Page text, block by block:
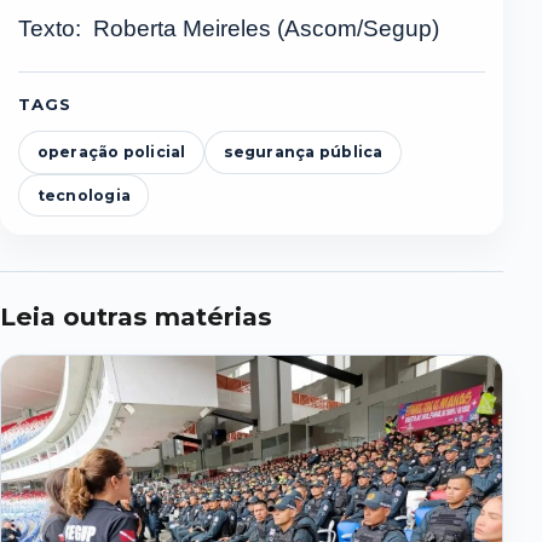
Texto: Roberta Meireles (Ascom/Segup)
TAGS
operação policial segurança pública
tecnologia
Leia outras matérias